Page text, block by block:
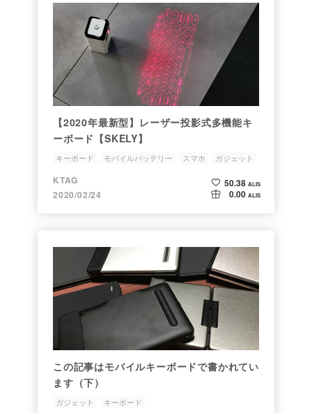
【2020年最新型】レーザー投影式多機能キ
ーボード【SKELY】
キーボード モバイルバッテリー スマホ ガジェット
KTAG
2020/02/24
50.38 ALIS
0.00 ALIS
この記事はモバイルキーボードで書かれてい
ます（下）
ガジェット キーボード